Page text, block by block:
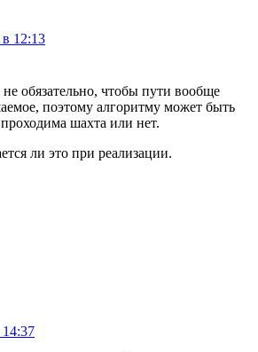
12:13
обязательно, чтобы пути вообще
поэтому алгоритму может быть
шахта или нет.
ли это при реализации.